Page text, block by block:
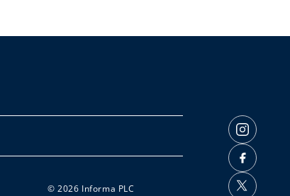
© 2026 Informa PLC